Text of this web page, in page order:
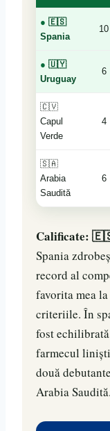
● 🇪🇸
Spania
10
● 🇺🇾
Uruguay
6
🇨🇻
Capul
Verde
4
🇸🇦
Arabia
Saudită
6
Calificate:
Spania
record al
favorita mea
criteriile. În
fost
farmecul
două
Arabia Saudită.